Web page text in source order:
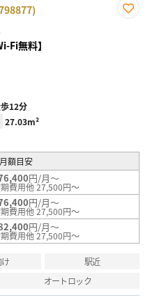
Fi無料】
12分
27.03m²
月額目安
円/月～
費用他 27,500円～
円/月～
費用他 27,500円～
円/月～
費用他 27,500円～
駅近
オートロック